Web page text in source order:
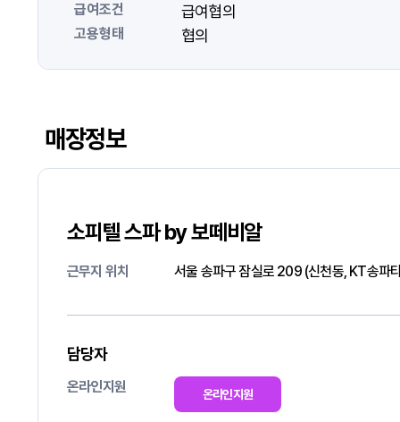
급여조건 급여협의
고용형태 협의
매장정보
소피텔 스파 by 보떼비알
근무지 위치 서울 송파구 잠실로 209 (신천동, KT송파
담당자
온라인지원 온라인지원